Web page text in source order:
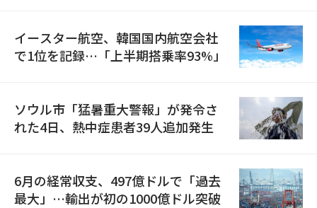
イースター航空、韓国国内航空会社
で1位を記録…「上半期搭乗率93%」
ソウル市「猛暑重大警報」が発令さ
れた4日、熱中症患者39人追加発生
6月の経常収支、497億ドルで「過去
最大」…輸出が初の1000億ドル突破